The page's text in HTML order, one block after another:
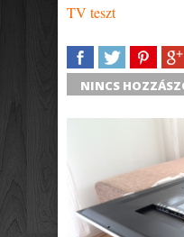
TV teszt
SHARETWEETSHARE
NINCS